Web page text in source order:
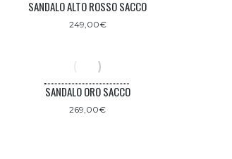
SANDALO ALTO ROSSO SACCO
249,00€
SANDALO ORO SACCO
269,00€